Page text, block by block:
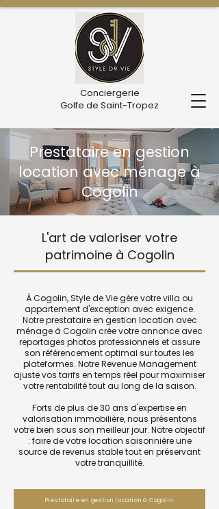
Conciergerie
Golfe de Saint-Tropez
Prestataire en gestion
location avec ménage à
Cogolin
L'art de valoriser votre
patrimoine à Cogolin
À Cogolin, Style de Vie gère votre villa ou
appartement d'exception avec exigence.
Notre prestataire en gestion location avec
ménage à Cogolin crée votre annonce avec
reportages photos professionnels et assure
son référencement optimal sur toutes les
plateformes. Notre Revenue Management
ajuste vos tarifs en temps réel pour maximiser
votre rentabilité tout au long de la saison.
Forts de plus de 30 ans d'expertise en
valorisation immobilière, nous présentons
votre bien sous son meilleur jour. Notre objectif
: faire de votre location saisonnière une
source de revenus stable tout en préservant
votre tranquillité.
Prestataire en gestion location à Cogolin